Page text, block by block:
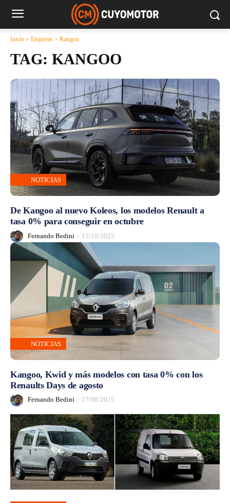
Inicio Etiquetas Kangoo
TAG: KANGOO
NOTICIAS
De Kangoo al nuevo Koleos, los modelos Renault a
tasa 0% para conseguir en octubre
Fernando Bedini - 15/10/2025
NOTICIAS
Kangoo, Kwid y más modelos con tasa 0% con los
Renaults Days de agosto
Fernando Bedini - 17/08/2025